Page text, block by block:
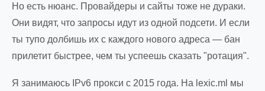
Но есть нюанс. Провайдеры и сайты тоже не дураки.
Они видят, что запросы идут из одной подсети. И если
ты тупо долбишь их с каждого нового адреса — бан
прилетит быстрее, чем ты успеешь сказать "ротация".
Я занимаюсь IPv6 прокси с 2015 года. На lexic.ml мы